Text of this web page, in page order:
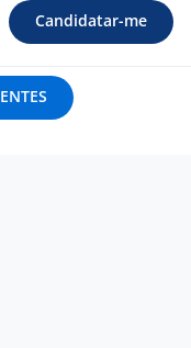
Candidatar-me